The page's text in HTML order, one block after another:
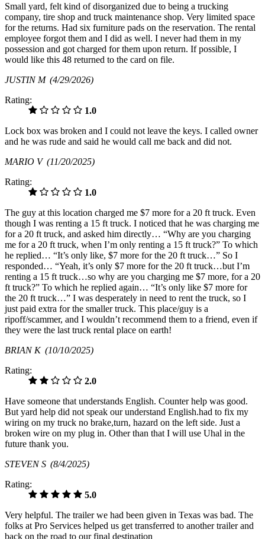
Small yard, felt kind of disorganized due to being a trucking
company, tire shop and truck maintenance shop. Very limited space
for the returns. Had six furniture pads on the reservation. The rental
employee forgot them and I did as well. I never had them in my
possession and got charged for them upon return. If possible, I
would like this 48 returned to the card on file.
JUSTIN M (4/29/2026)
Rating:
1.0
Lock box was broken and I could not leave the keys. I called owner
and he was rude and said he would call me back and did not.
MARIO V (11/20/2025)
Rating:
1.0
The guy at this location charged me $7 more for a 20 ft truck. Even
though I was renting a 15 ft truck. I noticed that he was charging me
for a 20 ft truck, and asked him directly… “Why are you charging
me for a 20 ft truck, when I’m only renting a 15 ft truck?” To which
he replied… “It’s only like, $7 more for the 20 ft truck…” So I
responded… “Yeah, it’s only $7 more for the 20 ft truck…but I’m
renting a 15 ft truck…so why are you charging me $7 more, for a 20
ft truck?” To which he replied again… “It’s only like $7 more for
the 20 ft truck…” I was desperately in need to rent the truck, so I
just paid extra for the smaller truck. This place/guy is a
ripoff/scammer, and I wouldn’t recommend them to a friend, even if
they were the last truck rental place on earth!
BRIAN K (10/10/2025)
Rating:
2.0
Have someone that understands English. Counter help was good.
But yard help did not speak our understand English.had to fix my
wiring on my truck no brake,turn, hazard on the left side. Just a
broken wire on my plug in. Other than that I will use Uhal in the
future thank you.
STEVEN S (8/4/2025)
Rating:
5.0
Very helpful. The trailer we had been given in Texas was bad. The
folks at Pro Services helped us get transferred to another trailer and
back on the road to our final destination